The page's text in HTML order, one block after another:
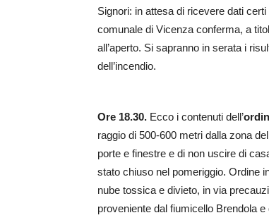
Signori: in attesa di ricevere dati
comunale di Vicenza conferma, a
all’aperto. Si sapranno in serata i
dell’incendio.
Ore 18.30. Ecco i contenuti dell’
raggio di 500-600 metri dalla zona
porte e finestre e di non uscire di
stato chiuso nel pomeriggio. Ordine
nube tossica e divieto, in via
proveniente dal fiumicello Brendola